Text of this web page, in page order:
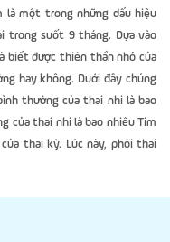
là một trong những dấu hiệu
trong suốt 9 tháng. Dựa vào
biết được thiên thần nhỏ của
hay không. Duới đây chúng
thường của thai nhi là bao
của thai nhi là bao nhiêu Tim
thai kỳ. Lúc này, phôi thai